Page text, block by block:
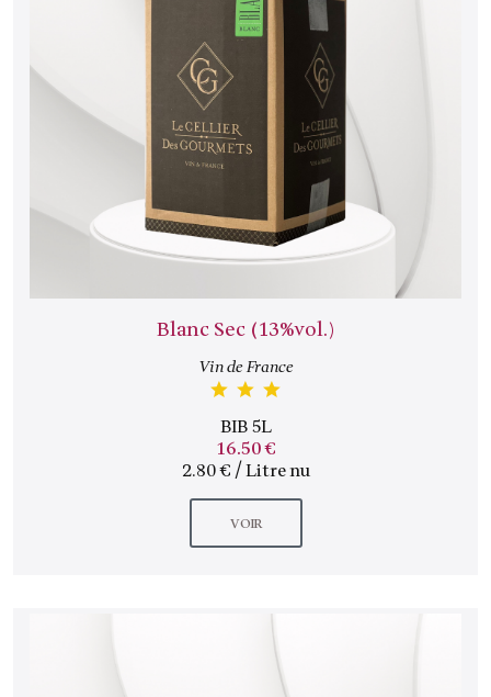
Blanc Sec (13%vol.)
Vin de France
BIB 5L
16.50 €
2.80 € / Litre nu
VOIR